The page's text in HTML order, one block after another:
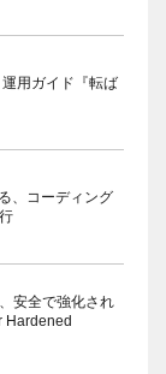
運用ガイド『転ば
、コーディング
安全で強化され
Hardened